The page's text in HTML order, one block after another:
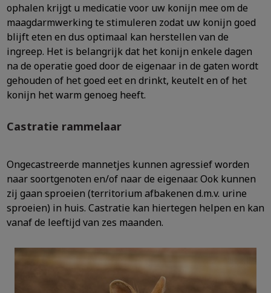
ophalen krijgt u medicatie voor uw konijn mee om de
maagdarmwerking te stimuleren zodat uw konijn goed
blijft eten en dus optimaal kan herstellen van de
ingreep. Het is belangrijk dat het konijn enkele dagen
na de operatie goed door de eigenaar in de gaten wordt
gehouden of het goed eet en drinkt, keutelt en of het
konijn het warm genoeg heeft.
Castratie rammelaar
Ongecastreerde mannetjes kunnen agressief worden
naar soortgenoten en/of naar de eigenaar. Ook kunnen
zij gaan sproeien (territorium afbakenen d.m.v. urine
sproeien) in huis. Castratie kan hiertegen helpen en kan
vanaf de leeftijd van zes maanden.